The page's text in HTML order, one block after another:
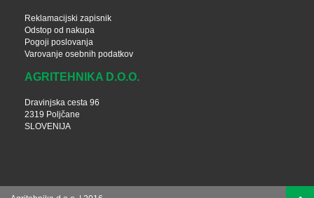
Reklamacijski zapisnik
Odstop od nakupa
Pogoji poslovanja
Varovanje osebnih podatkov
AGRITEHNIKA D.O.O.
Dravinjska cesta 96
2319 Poljčane
SLOVENIJA